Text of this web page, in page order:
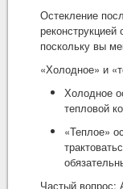
Остекление
поскольку вы
«Холодное» и
Холодное
тепловой
«Теплое»
Частый вопрос: